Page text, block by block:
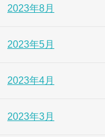
2023年8月
2023年5月
2023年4月
2023年3月